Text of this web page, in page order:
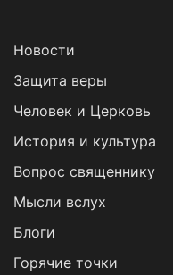
Новости
Защита веры
Человек и Церковь
История и культура
Вопрос священнику
Мысли вслух
Блоги
Горячие точки